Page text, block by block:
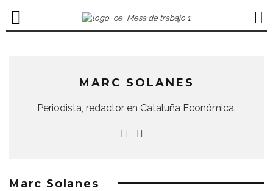
MARC SOLANES
Periodista, redactor en Cataluña Económica.
Marc Solanes